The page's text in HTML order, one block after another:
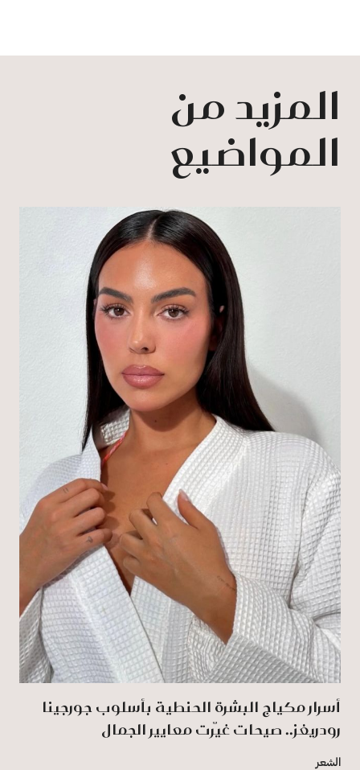
المزيد من
المواضيع
أسرار مكياج البشرة الحنطية بأسلوب جورجينا
رودريغز.. صيحات غيّرت معايير الجمال
الشعر